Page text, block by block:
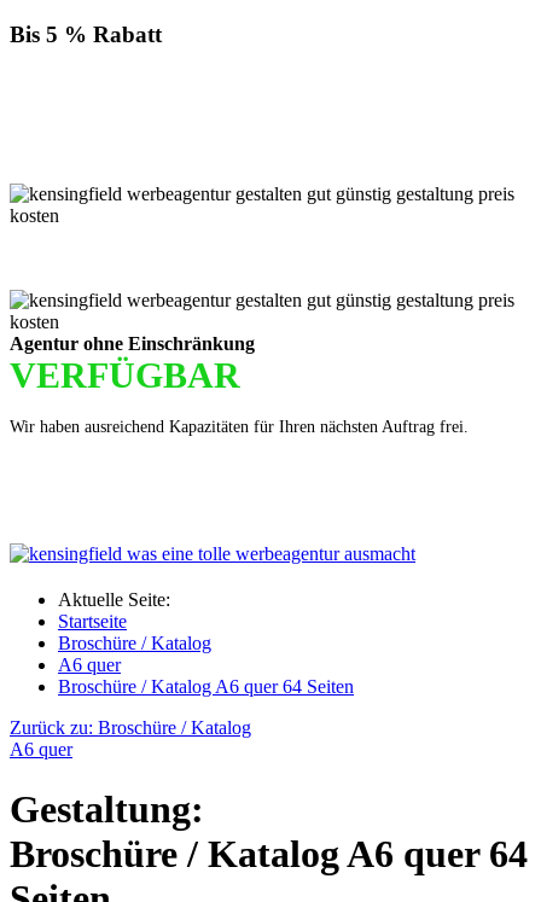
Bis 5 % Rabatt
Agentur ohne Einschränkung
VERFÜGBAR
Wir haben ausreichend Kapazitäten für Ihren nächsten Auftrag frei.
Aktuelle Seite:
Startseite
Broschüre / Katalog
A6 quer
Broschüre / Katalog A6 quer 64 Seiten
Zurück zu: Broschüre / Katalog
A6 quer
Gestaltung:
Broschüre / Katalog A6 quer 64